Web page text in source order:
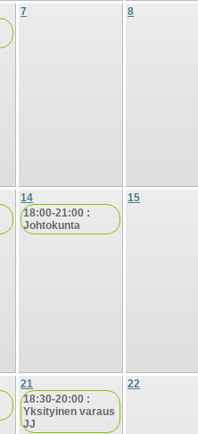
7 8
14
18:00-21:00 :
Johtokunta
15
21
18:30-20:00 :
Yksityinen varaus
JJ
22